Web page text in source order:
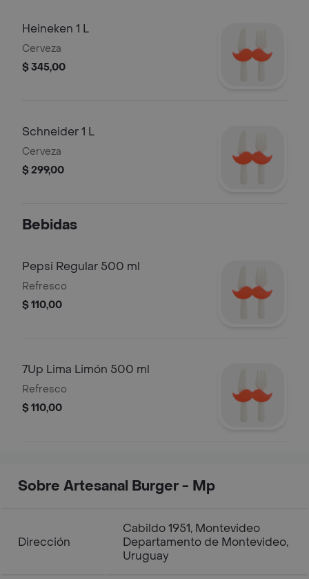
Heineken 1 L
Cerveza
$ 345,00
Schneider 1 L
Cerveza
$ 299,00
Bebidas
Pepsi Regular 500 ml
Refresco
$ 110,00
7Up Lima Limón 500 ml
Refresco
$ 110,00
Sobre Artesanal Burger - Mp
Dirección
Cabildo 1951, Montevideo
Departamento de Montevideo,
Uruguay